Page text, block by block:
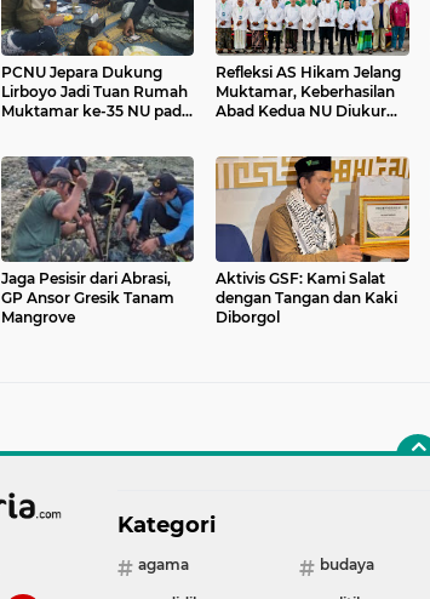
PCNU Jepara Dukung
Lirboyo Jadi Tuan Rumah
Muktamar ke-35 NU pada
Refleksi AS Hikam Jelang
Muktamar, Keberhasilan
Abad Kedua NU Diukur
Jaga Pesisir dari Abrasi,
GP Ansor Gresik Tanam
Mangrove
Aktivis GSF: Kami Salat
dengan Tangan dan Kaki
Diborgol
Kategori
agama budaya